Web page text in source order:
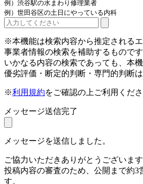
例）渋谷駅の水まわり修理業者
例）世田谷区の土日にやっている内科
※本機能は検索内容から推定されるエ
事業者情報の検索を補助するものです
いかなる内容の検索であっても、本
優劣評価・断定的判断・専門的判断は
※利用規約をご確認の上ご利用くだ
メッセージ送信完了
メッセージを送信しました。
ご協力いただきありがとうございます
投稿内容の審査のため、公開まで約3
す。